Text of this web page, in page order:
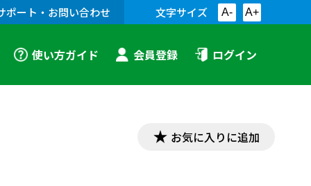
ポート・お問い合わせ 文字サイズ A- A+
使い方ガイド 会員登録 ログイン
お気に入りに追加